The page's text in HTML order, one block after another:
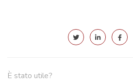
È stato utile?